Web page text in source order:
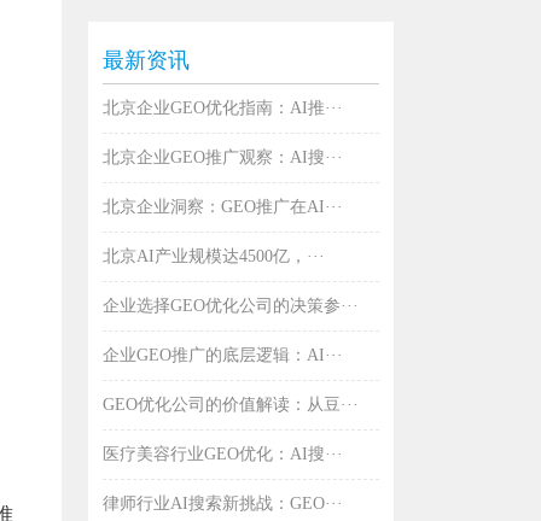
最新资讯
北京企业GEO优化指南：AI推···
北京企业GEO推广观察：AI搜···
北京企业洞察：GEO推广在AI···
北京AI产业规模达4500亿，···
企业选择GEO优化公司的决策参···
企业GEO推广的底层逻辑：AI···
GEO优化公司的价值解读：从豆···
医疗美容行业GEO优化：AI搜···
律师行业AI搜索新挑战：GEO···